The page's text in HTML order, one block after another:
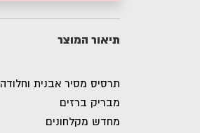
תיאור המוצר
תרסיס מסיר אבנית וחלודה
מבריק ברזים
מחדש מקלחונים